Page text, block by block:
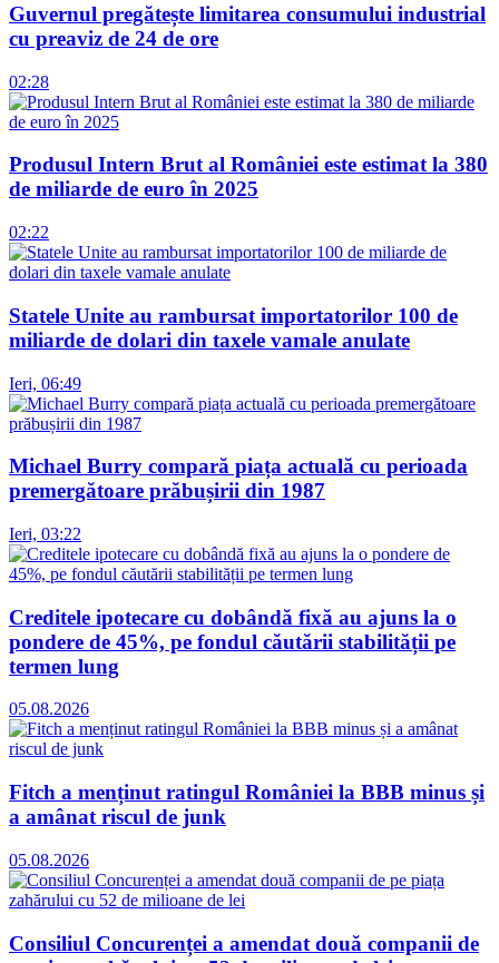
Guvernul pregătește limitarea consumului industrial
cu preaviz de 24 de ore
02:28
Produsul Intern Brut al României este estimat la 380
de miliarde de euro în 2025
02:22
Statele Unite au rambursat importatorilor 100 de
miliarde de dolari din taxele vamale anulate
Ieri, 06:49
Michael Burry compară piața actuală cu perioada
premergătoare prăbușirii din 1987
Ieri, 03:22
Creditele ipotecare cu dobândă fixă au ajuns la o
pondere de 45%, pe fondul căutării stabilității pe
termen lung
05.08.2026
Fitch a menținut ratingul României la BBB minus și
a amânat riscul de junk
05.08.2026
Consiliul Concurenței a amendat două companii de